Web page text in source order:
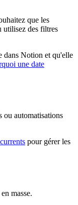
que les
utilisez des filtres
dans Notion et qu'elle
une date
ou automatisations
pour gérer les
masse.